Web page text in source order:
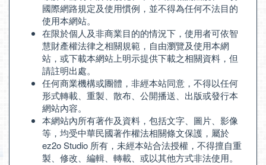
國際網路規定及使用慣例，並不得為任何不法目的
使用本網站。
在限於個人及非商業目的的情況下，使用者可依智
慧財產權法律之相關規範，自由瀏覽及使用本網
站，或下載本網站上明示提供下載之相關資料，但
請註明出處。
任何商業機構或團體，非經本站同意，不得以任何
形式轉載、重製、散布、公開播送、出版或發行本
網站內容。
本網站內所有著作及資料，包括文字、圖片、影像
等，均受中華民國著作權法相關條文保護，屬於
ez2o Studio 所有，未經本站合法授權，不得擅自重
製、修改、編輯、轉載、或以其他方式非法使用。